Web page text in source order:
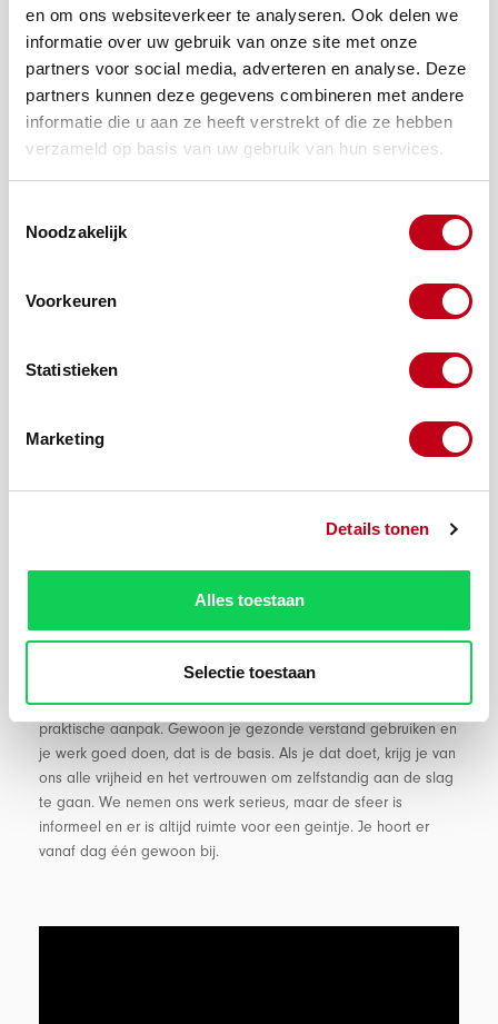
en om ons websiteverkeer te analyseren. Ook delen we
informatie over uw gebruik van onze site met onze
partners voor social media, adverteren en analyse. Deze
partners kunnen deze gegevens combineren met andere
informatie die u aan ze heeft verstrekt of die ze hebben
verzameld op basis van uw gebruik van hun services.
Noodzakelijk
Voorkeuren
Statistieken
Marketing
Details tonen
Alles toestaan
Selectie toestaan
verantwoordelijkheid nemen voor het werk dat ze
afleveren. Werken in een 5-ploegendienst vraagt flexibiliteit,
maar daar zetten we goede voorwaarden tegenover:
Een goed salaris oplopend tot € 3.750,-, exclusief
29%
Gemiddeld een 33,6-urige werkweek, waardoor je veel
vrije tijd overhoudt.
Een jaarcontract met uitz
vast dienstverband
Extra's voor je vitaliteit, zoals vers fruit, sporten en
personeelsvereniging en de 'snack van de maand'.
Met zo'n 170 collega's en 38 moderne extrusielijnen maken we
aan de machines staat, op kantoor de marketing of sales
werkomgeving: elke rol draagt direct bij aan het draaiende
houden van de fabriek. We doen het hier echt samen.
De lijnen binnen ons bedrijf zijn kort en we houden van een
praktische aanpak. Gewoon je gezonde verstand gebruiken en
je werk goed doen, dat is de basis. Als je dat doet, krijg je van
ons alle vrijheid en het vertrouwen om zelfstandig aan de slag
te gaan. We nemen ons werk serieus, maar de sfeer is
informeel en er is altijd ruimte voor een geintje. Je hoort er
vanaf dag één gewoon bij.